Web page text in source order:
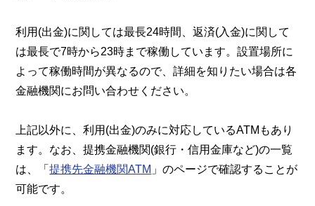
利用(出金)に関しては最長24時間、返済(入金)に関して
は最長で7時から23時まで稼働しています。設置場所に
よって稼働時間が異なるので、詳細を知りたい場合は各
金融機関にお問い合わせください。
上記以外に、利用(出金)のみに対応しているATMもあり
ます。なお、提携金融機関(銀行・信用金庫など)の一覧
は、「提携先金融機関ATM 」のページで確認することが
可能です。